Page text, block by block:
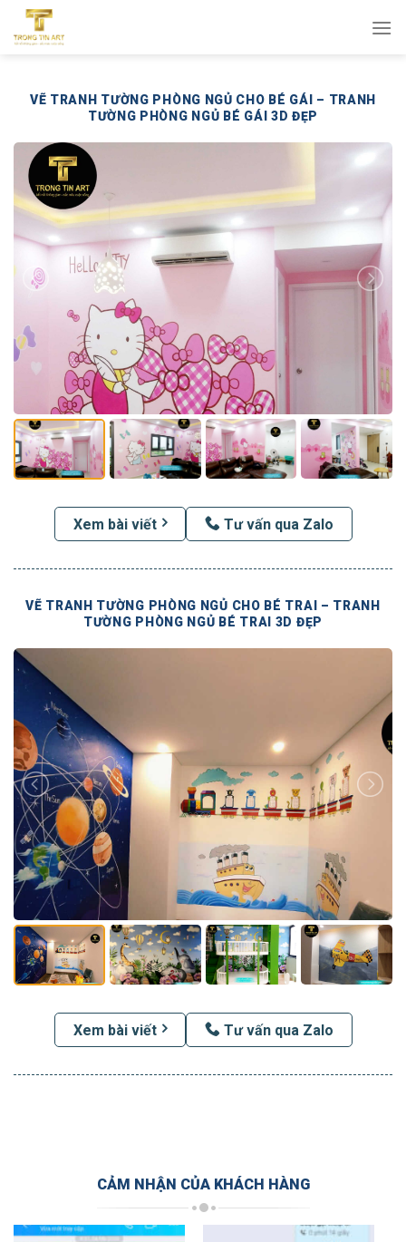
qua
VẼ TRANH TƯỜNG PHÒNG NGỦ CHO BÉ GÁI – TRANH
TƯỜNG PHÒNG NGỦ BÉ GÁI 3D ĐẸP
Xem bài viết Tư vấn qua Zalo
VẼ TRANH TƯỜNG PHÒNG NGỦ CHO BÉ TRAI – TRANH
TƯỜNG PHÒNG NGỦ BÉ TRAI 3D ĐẸP
Xem bài viết Tư vấn qua Zalo
CẢM NHẬN CỦA KHÁCH HÀNG